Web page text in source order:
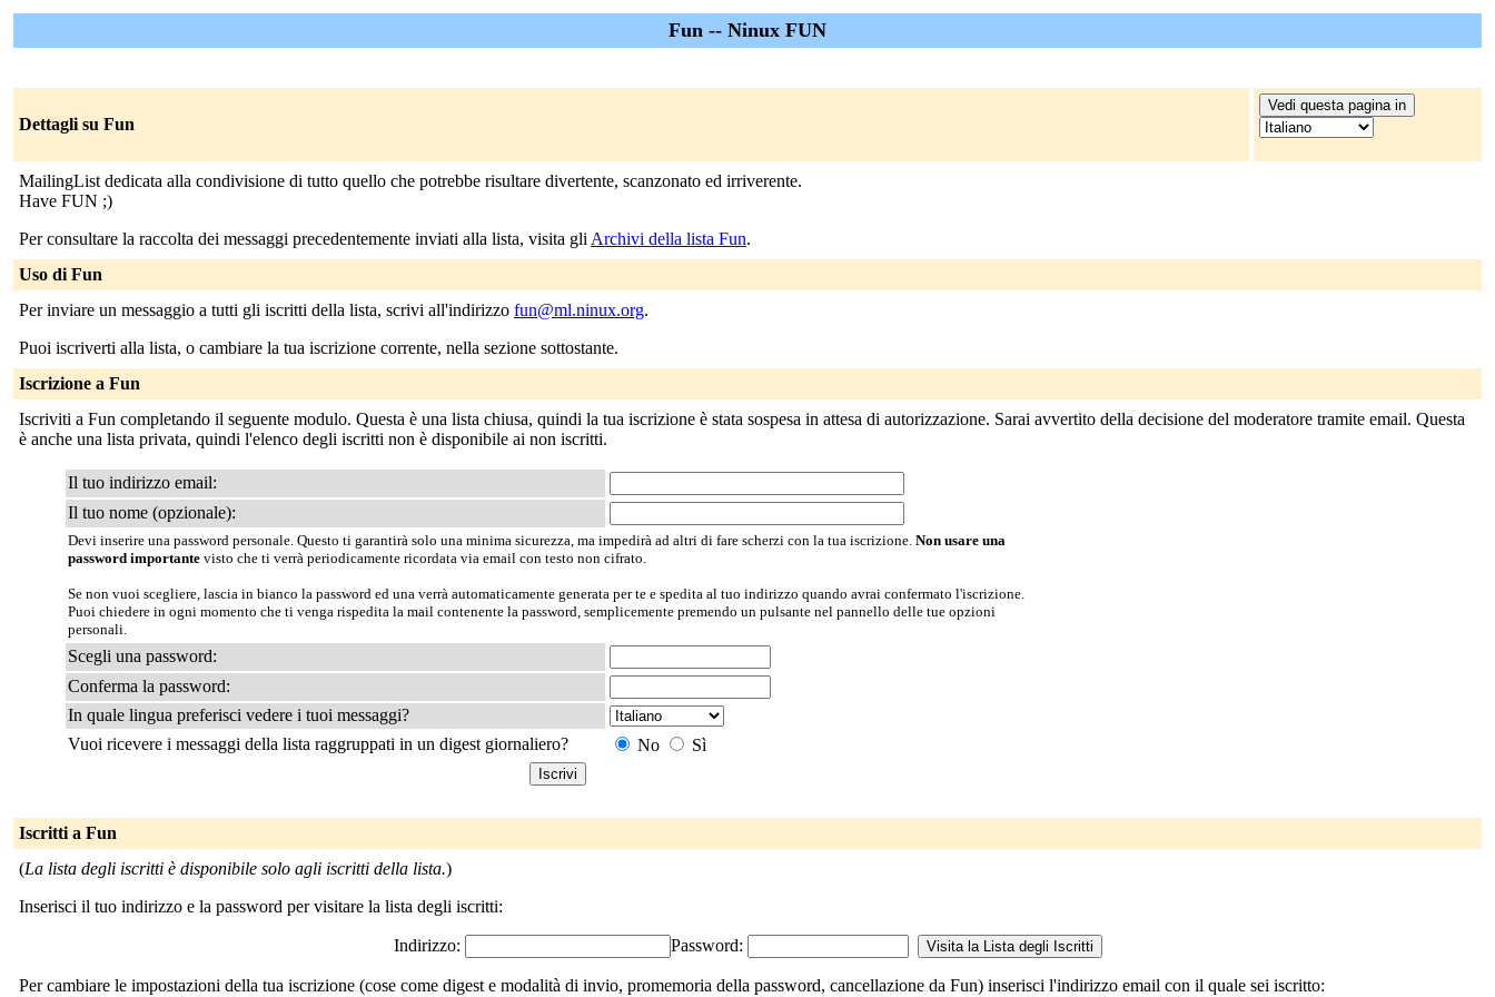
Fun -- Ninux FUN
Dettagli su Fun
MailingList dedicata alla condivisione di tutto quello che potrebbe risultare divertente, scanzonato ed irriverente.
Have FUN ;)
Per consultare la raccolta dei messaggi precedentemente inviati alla lista, visita gli Archivi della lista Fun.
Uso di Fun
Per inviare un messaggio a tutti gli iscritti della lista, scrivi all'indirizzo fun@ml.ninux.org.
Puoi iscriverti alla lista, o cambiare la tua iscrizione corrente, nella sezione sottostante.
Iscrizione a Fun
Iscriviti a Fun completando il seguente modulo. Questa è una lista chiusa, quindi la tua iscrizione è stata sospesa in attesa di autorizzazione. Sarai avvertito della decisione del moderatore tramite email. Questa
è anche una lista privata, quindi l'elenco degli iscritti non è disponibile ai non iscritti.
Il tuo indirizzo email:
Il tuo nome (opzionale):
Devi inserire una password personale. Questo ti garantirà solo una minima sicurezza, ma impedirà ad altri di fare scherzi con la tua iscrizione. Non usare una
password importante visto che ti verrà periodicamente ricordata via email con testo non cifrato.
Se non vuoi scegliere, lascia in bianco la password ed una verrà automaticamente generata per te e spedita al tuo indirizzo quando avrai confermato l'iscrizione.
Puoi chiedere in ogni momento che ti venga rispedita la mail contenente la password, semplicemente premendo un pulsante nel pannello delle tue opzioni
personali.
Scegli una password:
Conferma la password:
In quale lingua preferisci vedere i tuoi messaggi?
Vuoi ricevere i messaggi della lista raggruppati in un digest giornaliero?
No Sì
Iscritti a Fun
(La lista degli iscritti è disponibile solo agli iscritti della lista.)
Inserisci il tuo indirizzo e la password per visitare la lista degli iscritti:
Indirizzo: Password:
Per cambiare le impostazioni della tua iscrizione (cose come digest e modalità di invio, promemoria della password, cancellazione da Fun) inserisci l'indirizzo email con il quale sei iscritto: